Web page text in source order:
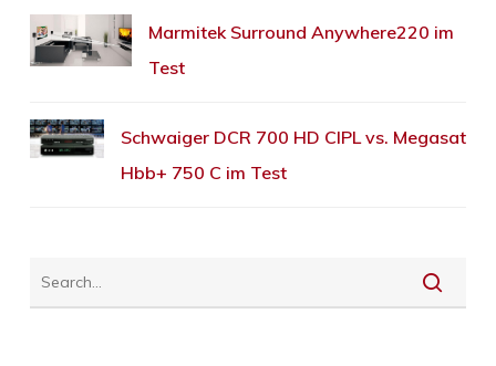
Marmitek Surround Anywhere220 im
Test
Schwaiger DCR 700 HD CIPL vs. Megasat
Hbb+ 750 C im Test